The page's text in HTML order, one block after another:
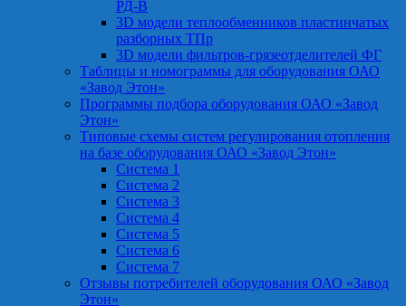
РД-В
3D модели теплообменников пластинчатых
разборных ТПр
3D модели фильтров-грязеотделителей ФГ
Таблицы и номограммы для оборудования ОАО
«Завод Этон»
Программы подбора оборудования ОАО «Завод
Этон»
Типовые схемы систем регулирования отопления
на базе оборудования ОАО «Завод Этон»
Система 1
Система 2
Система 3
Система 4
Система 5
Система 6
Система 7
Отзывы потребителей оборудования ОАО «Завод
Этон»